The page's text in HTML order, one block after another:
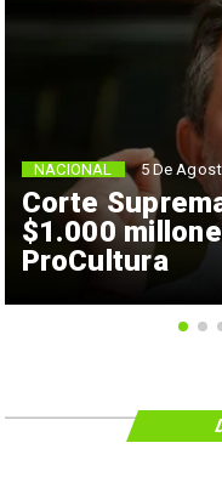
Corte
$1.000
ProCultura
NACIONAL 5 De